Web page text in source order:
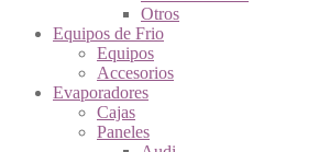
Otros
Equipos de Frio
Equipos
Accesorios
Evaporadores
Cajas
Paneles